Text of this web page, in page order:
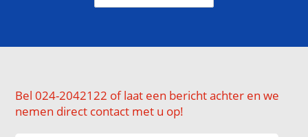
Bel 024-2042122 of laat een bericht achter en we
nemen direct contact met u op!